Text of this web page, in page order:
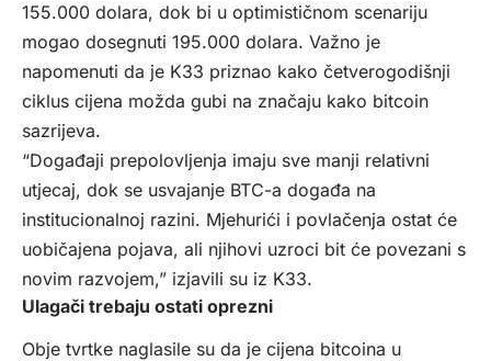
155.000 dolara, dok bi u optimističnom scenariju
mogao dosegnuti 195.000 dolara. Važno je
napomenuti da je K33 priznao kako četverogodišnji
ciklus cijena možda gubi na značaju kako bitcoin
sazrijeva.
“Događaji prepolovljenja imaju sve manji relativni
utjecaj, dok se usvajanje BTC-a događa na
institucionalnoj razini. Mjehurići i povlačenja ostat će
uobičajena pojava, ali njihovi uzroci bit će povezani s
novim razvojem,” izjavili su iz K33.
Ulagači trebaju ostati oprezni
Obje tvrtke naglasile su da je cijena bitcoina u